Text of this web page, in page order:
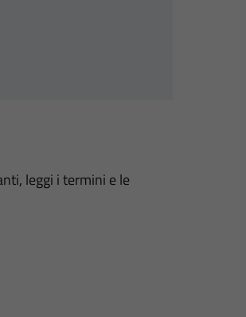
leggi i termini e le